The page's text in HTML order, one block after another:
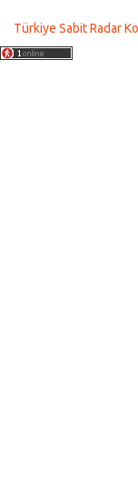
Türkiye Sabit Radar